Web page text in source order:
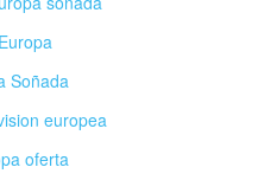
Soñada
europea
oferta